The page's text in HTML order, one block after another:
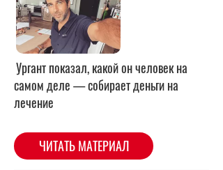
Ургант показал, какой он человек на
самом деле — собирает деньги на
лечение
ЧИТАТЬ МАТЕРИАЛ